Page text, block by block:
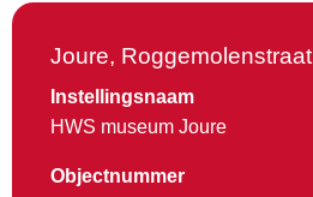
Joure, Roggemolenstraat
Instellingsnaam
HWS museum Joure
Objectnummer